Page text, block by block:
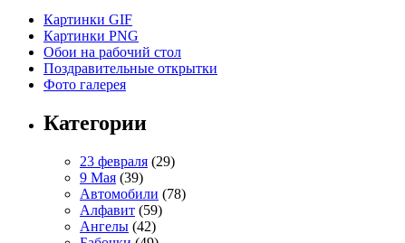
Картинки GIF
Картинки PNG
Обои на рабочий стол
Поздравительные открытки
Фото галерея
Категории
23 февраля (29)
9 Мая (39)
Автомобили (78)
Алфавит (59)
Ангелы (42)